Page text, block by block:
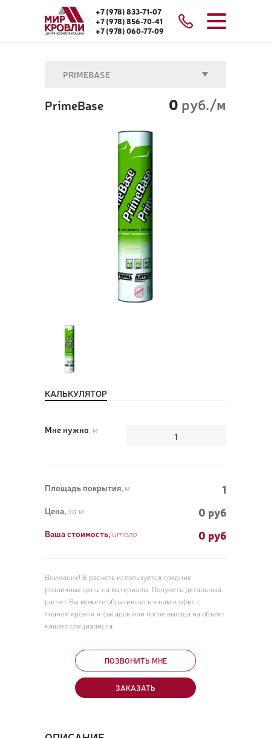
+7 (978) 833-71-07
+7 (978) 856-70-41
+7 (978) 060-77-09
PRIMEBASE
PrimeBase 0 руб./м
КАЛЬКУЛЯТОР
Мне нужно , м
Площадь покрытия, м 1
Цена, за м 0 руб
Ваша стоимость, итого 0 руб
Внимание! В расчете используется средние
розничные цены на материалы. Получить детальный
расчет Вы можете обратившись к нам в офис с
планом кровли и фасадов или после выезда на объект
нашего специалиста.
ПОЗВОНИТЬ МНЕ
ЗАКАЗАТЬ